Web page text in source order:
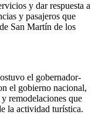
y dar respuesta a
y pasajeros que
San Martín de los
el gobernador-
el gobierno nacional,
remodelaciones que
la actividad turística.